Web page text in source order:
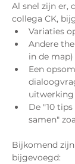
Al snel zijn er,
collega CK,
Variaties
Andere
in de map)
Een
uitwerking
De "10
samen"
Bijkomend
bijgevoegd: